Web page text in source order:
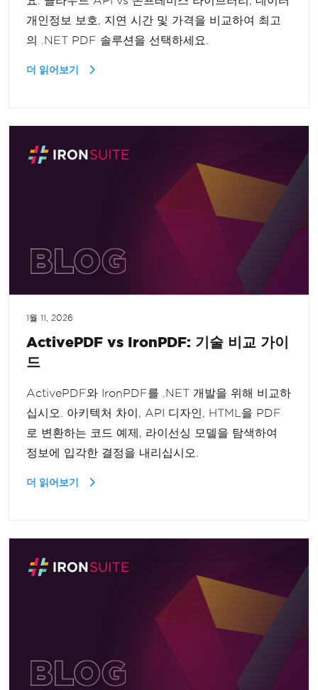
개인정보 보호, 지연 시간 및 가격을 비교하여 최고
의 .NET PDF 솔루션을 선택하세요.
더 읽어보기
1월 11, 2026
ActivePDF vs IronPDF: 기술 비교 가이
드
ActivePDF와 IronPDF를 .NET 개발을 위해 비교하
십시오. 아키텍처 차이, API 디자인, HTML을 PDF
로 변환하는 코드 예제, 라이선싱 모델을 탐색하여
정보에 입각한 결정을 내리십시오.
더 읽어보기